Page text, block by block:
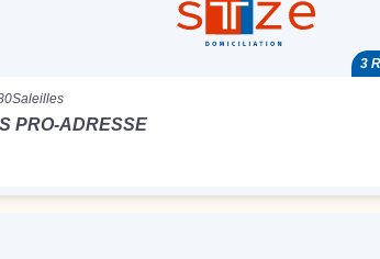
3
Saleilles
PRO-ADRESSE